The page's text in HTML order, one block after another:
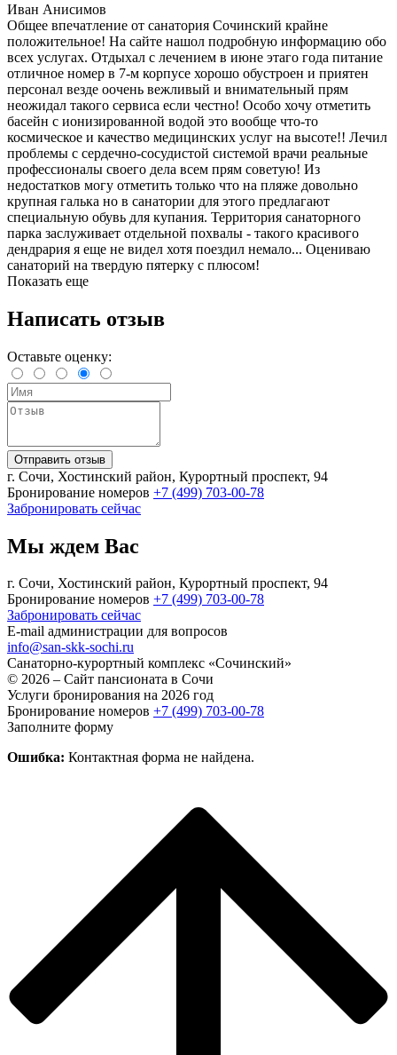
Иван Анисимов
Общее впечатление от санатория Сочинский крайне
положительное! На сайте нашол подробную информацию обо
всех услугах. Отдыхал с лечением в июне этаго года питание
отличное номер в 7-м корпусе хорошо обустроен и приятен
персонал везде оочень вежливый и внимательный прям
неожидал такого сервиса если честно! Особо хочу отметить
басейн с ионизированной водой это вообще что-то
космическое и качество медицинских услуг на высоте!! Лечил
проблемы с сердечно-сосудистой системой врачи реальные
профессионалы своего дела всем прям советую! Из
недостатков могу отметить только что на пляже довольно
крупная галька но в санатории для этого предлагают
специальную обувь для купания. Территория санаторного
парка заслуживает отдельной похвалы - такого красивого
дендрария я еще не видел хотя поездил немало... Оцениваю
санаторий на твердую пятерку с плюсом!
Показать еще
Написать отзыв
Оставьте оценку:
г. Сочи, Хостинский район, Курортный проспект, 94
Бронирование номеров +7 (499) 703-00-78
Забронировать сейчас
Мы ждем Вас
г. Сочи, Хостинский район, Курортный проспект, 94
Бронирование номеров +7 (499) 703-00-78
Забронировать сейчас
E-mail администрации для вопросов
info@san-skk-sochi.ru
Санаторно-курортный комплекс «Сочинский»
© 2026 – Сайт пансионата в Сочи
Услуги бронирования на 2026 год
Бронирование номеров +7 (499) 703-00-78
Заполните форму
Ошибка: Контактная форма не найдена.